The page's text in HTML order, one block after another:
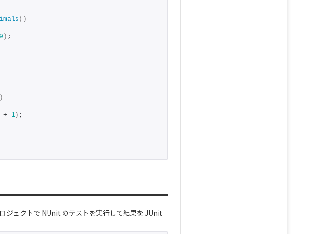
()
) ;
+ 1 ) ;
ジェクトで NUnit のテストを実行して結果を JUnit